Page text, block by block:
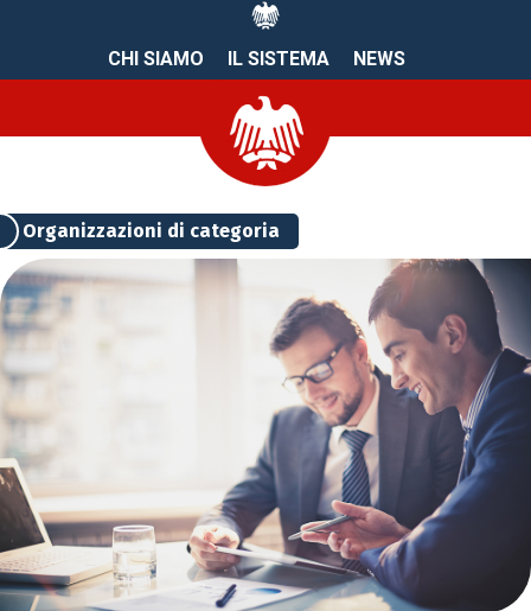
CHI SIAMO IL SISTEMA NEWS
Organizzazioni di categoria